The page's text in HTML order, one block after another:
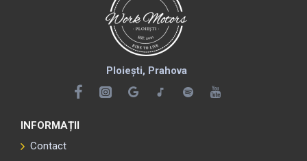
Ploiești, Prahova
INFORMAȚII
Contact